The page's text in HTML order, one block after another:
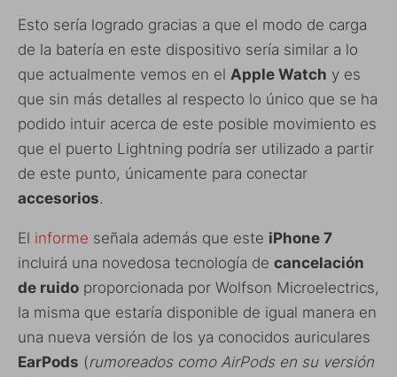
Esto sería logrado gracias a que el modo de carga
de la batería en este dispositivo sería similar a lo
que actualmente vemos en el Apple Watch y es
que sin más detalles al respecto lo único que se ha
podido intuir acerca de este posible movimiento es
que el puerto Lightning podría ser utilizado a partir
de este punto, únicamente para conectar
accesorios.
El informe señala además que este iPhone 7
incluirá una novedosa tecnología de cancelación
de ruido proporcionada por Wolfson Microelectrics,
la misma que estaría disponible de igual manera en
una nueva versión de los ya conocidos auriculares
EarPods (rumoreados como AirPods en su versión